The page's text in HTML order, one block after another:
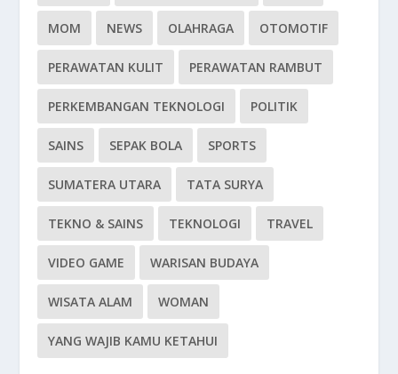
MOM NEWS OLAHRAGA OTOMOTIF
PERAWATAN KULIT PERAWATAN RAMBUT
PERKEMBANGAN TEKNOLOGI POLITIK
SAINS SEPAK BOLA SPORTS
SUMATERA UTARA TATA SURYA
TEKNO & SAINS TEKNOLOGI TRAVEL
VIDEO GAME WARISAN BUDAYA
WISATA ALAM WOMAN
YANG WAJIB KAMU KETAHUI